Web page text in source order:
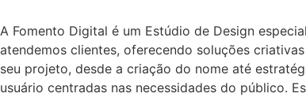
A Fomento Digital é um Estúdio de Design
atendemos clientes, oferecendo soluções
seu projeto, desde a criação do nome até
usuário centradas nas necessidades do público.